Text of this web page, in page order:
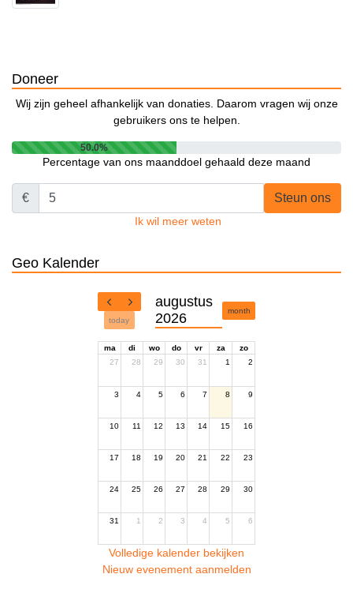
Doneer
Wij zijn geheel afhankelijk van donaties. Daarom vragen wij onze
gebruikers ons te helpen.
50.0%
Percentage van ons maanddoel gehaald deze maand
€ Steun ons
Ik wil meer weten
Geo Kalender
today
augustus
2026
month
ma di wo do vr za
zo
27
28 29 30 31 1 2
3 4 5 6 7 8 9
10 11 12 13 14 15 16
17 18 19 20 21 22 23
24 25 26 27 28 29 30
31 1 2 3 4 5 6
Volledige kalender bekijken
Nieuw evenement aanmelden